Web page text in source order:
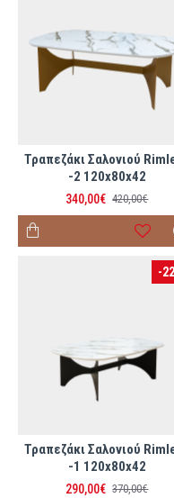
Τραπεζάκι Σαλονιού
-2 120x80x42
340,00€ 420,00€
-
Τραπεζάκι Σαλονιού
-1 120x80x42
290,00€ 370,00€